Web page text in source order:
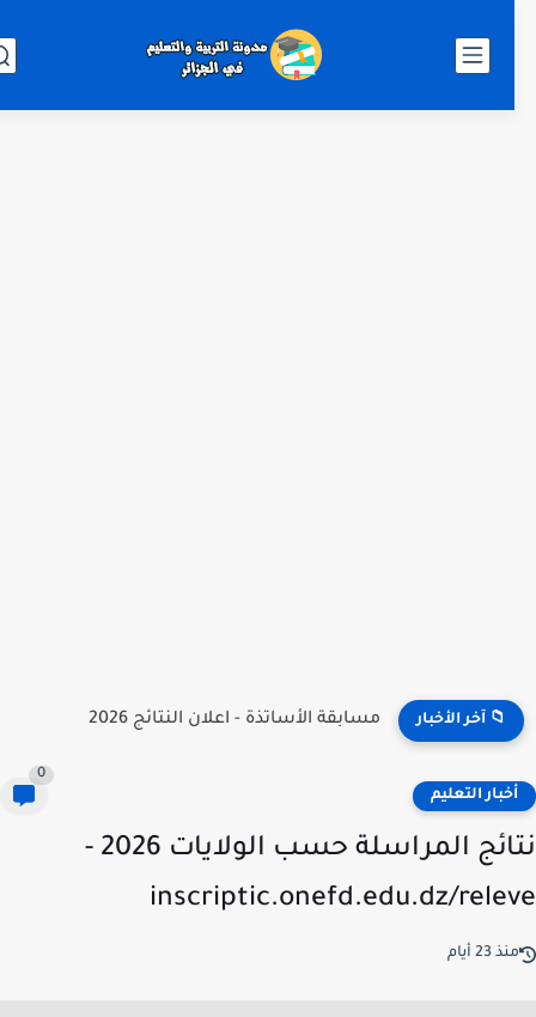
📁 آخر الأخبار
التعليم
نتائج المراسلة حسب الولايات 2026 -
inscriptic.onefd.edu.dz/
23 أيام